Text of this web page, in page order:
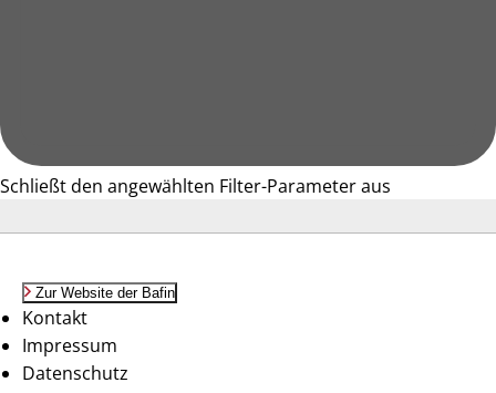
Schließt den angewählten Filter-Parameter aus
Zur Website der Bafin
Kontakt
Impressum
Datenschutz